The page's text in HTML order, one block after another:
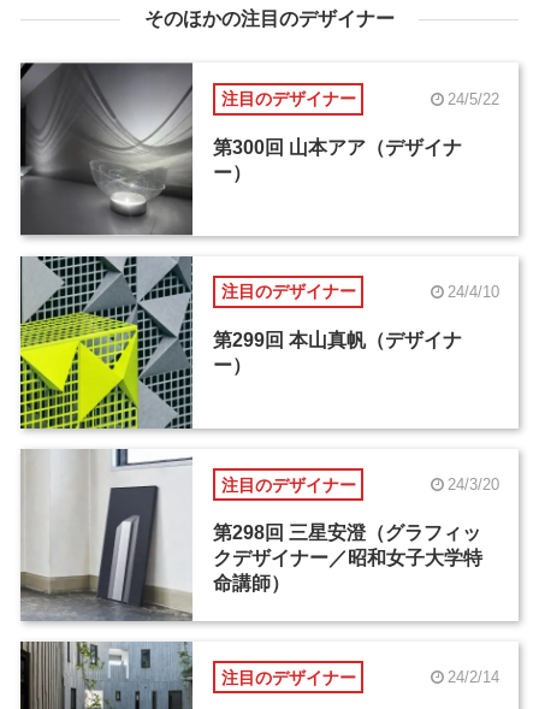
そのほかの注目のデザイナー
注目のデザイナー 24/5/22
第300回 山本アア（デザイナ
ー）
注目のデザイナー 24/4/10
第299回 本山真帆（デザイナ
ー）
注目のデザイナー 24/3/20
第298回 三星安澄（グラフィッ
クデザイナー／昭和女子大学特
命講師）
注目のデザイナー 24/2/14